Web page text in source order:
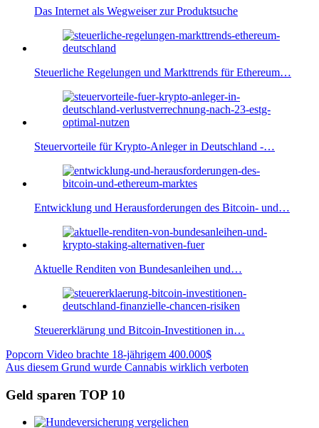
Das Internet als Wegweiser zur Produktsuche
Steuerliche Regelungen und Markttrends für Ethereum…
Steuervorteile für Krypto-Anleger in Deutschland -…
Entwicklung und Herausforderungen des Bitcoin- und…
Aktuelle Renditen von Bundesanleihen und…
Steuererklärung und Bitcoin-Investitionen in…
Beitragsnavigation
Vorheriger
Beitrag:
Popcorn Video brachte 18-jährigem 400.000$
Nächster
Aus diesem Grund wurde Cannabis wirklich verboten
Geld sparen TOP 10